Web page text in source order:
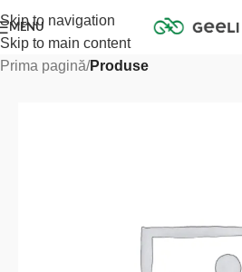
Skip to navigation
Skip to main content
MENU
Prima pagină Produse